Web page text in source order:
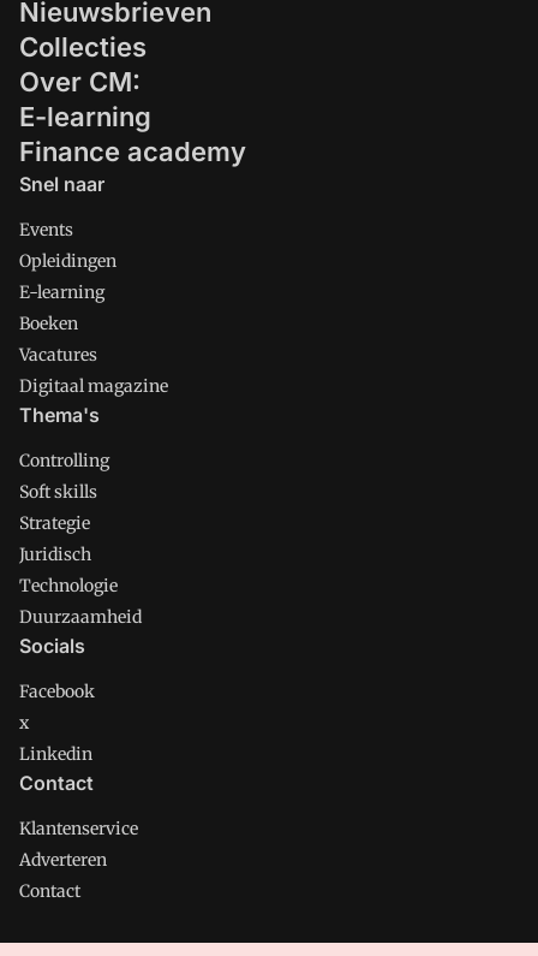
Nieuwsbrieven
Collecties
Over CM:
E-learning
Finance academy
Snel naar
Events
Opleidingen
E-learning
Boeken
Vacatures
Digitaal magazine
Thema's
Controlling
Soft skills
Strategie
Juridisch
Technologie
Duurzaamheid
Socials
Facebook
x
Linkedin
Contact
Klantenservice
Adverteren
Contact